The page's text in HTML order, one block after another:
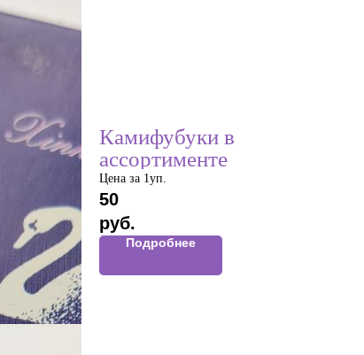
Камифубуки в
ассортименте
Цена за 1уп.
50
руб.
Подробнее